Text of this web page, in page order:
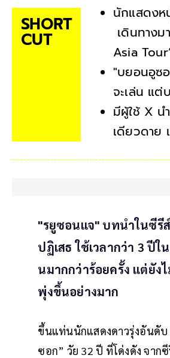
SHORT
CUT
นักแสดงห
เดินทางม
Asia
"บยอนอูซ
จะเล่น แ
มีผู้ใช้ X น
เดียวดาย
"รยูซอนแจ" บทนำในซีรี
ปฏิเสธ ใช้เวลากว่า 3 ปี
นมากกว่าร้อยครั้ง แต่ยัง
พุ่งขึ้นอย่างมาก
ขึ้นแท่นนักแสดงดาวรุ่งอันดั
ซอก” วัย 32 ปี ที่โด่งดัง จาก